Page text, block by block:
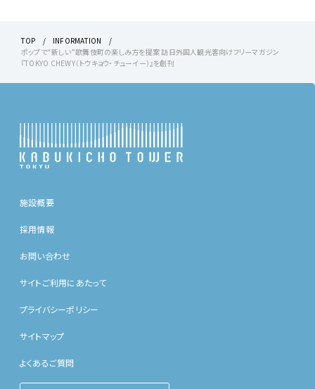
TOP
INFORMATION
ポップで“新しい”歌舞伎町の楽しみ方を提案 訪日外国人観光客向けフリーマガジン
『TOKYO CHEWY（トウキョウ・チューイー）』を創刊
施設概要
採用情報
お問い合わせ
サイトご利用にあたって
プライバシーポリシー
サイトマップ
よくあるご質問